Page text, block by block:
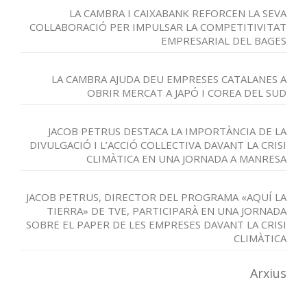
LA CAMBRA I CAIXABANK REFORCEN LA SEVA
COL·LABORACIÓ PER IMPULSAR LA COMPETITIVITAT
EMPRESARIAL DEL BAGES
LA CAMBRA AJUDA DEU EMPRESES CATALANES A
OBRIR MERCAT A JAPÓ I COREA DEL SUD
JACOB PETRUS DESTACA LA IMPORTÀNCIA DE LA
DIVULGACIÓ I L’ACCIÓ COL·LECTIVA DAVANT LA CRISI
CLIMÀTICA EN UNA JORNADA A MANRESA
JACOB PETRUS, DIRECTOR DEL PROGRAMA «AQUÍ LA
TIERRA» DE TVE, PARTICIPARÀ EN UNA JORNADA
SOBRE EL PAPER DE LES EMPRESES DAVANT LA CRISI
CLIMÀTICA
Arxius